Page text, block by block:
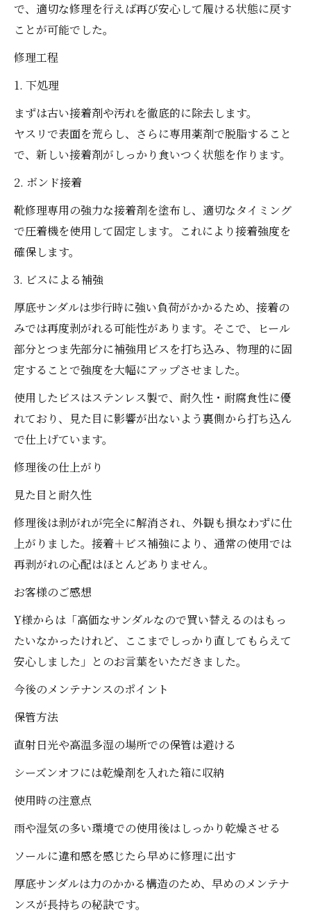
で、適切な修理を行えば再び安心して履ける状態に戻す
ことが可能でした。
修理工程
1. 下処理
まずは古い接着剤や汚れを徹底的に除去します。
ヤスリで表面を荒らし、さらに専用薬剤で脱脂すること
で、新しい接着剤がしっかり食いつく状態を作ります。
2. ボンド接着
靴修理専用の強力な接着剤を塗布し、適切なタイミング
で圧着機を使用して固定します。これにより接着強度を
確保します。
3. ビスによる補強
厚底サンダルは歩行時に強い負荷がかかるため、接着の
みでは再度剥がれる可能性があります。そこで、ヒール
部分とつま先部分に補強用ビスを打ち込み、物理的に固
定することで強度を大幅にアップさせました。
使用したビスはステンレス製で、耐久性・耐腐食性に優
れており、見た目に影響が出ないよう裏側から打ち込ん
で仕上げています。
修理後の仕上がり
見た目と耐久性
修理後は剥がれが完全に解消され、外観も損なわずに仕
上がりました。接着＋ビス補強により、通常の使用では
再剥がれの心配はほとんどありません。
お客様のご感想
Y様からは「高価なサンダルなので買い替えるのはもっ
たいなかったけれど、ここまでしっかり直してもらえて
安心しました」とのお言葉をいただきました。
今後のメンテナンスのポイント
保管方法
直射日光や高温多湿の場所での保管は避ける
シーズンオフには乾燥剤を入れた箱に収納
使用時の注意点
雨や湿気の多い環境での使用後はしっかり乾燥させる
ソールに違和感を感じたら早めに修理に出す
厚底サンダルは力のかかる構造のため、早めのメンテナ
ンスが長持ちの秘訣です。